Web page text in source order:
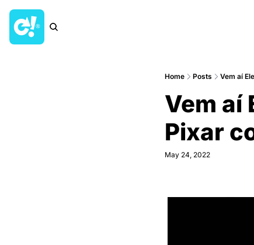
Home Posts Vem aí
Vem aí
Pixar
May 24, 2022